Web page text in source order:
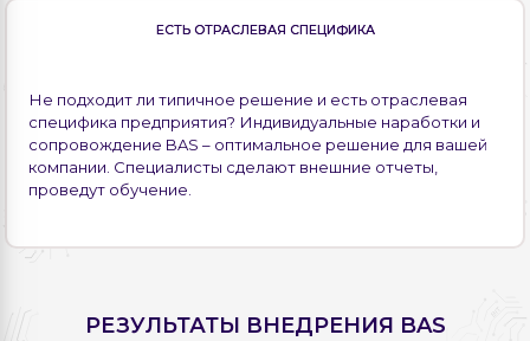
ЕСТЬ ОТРАСЛЕВАЯ СПЕЦИФИКА
Не подходит ли типичное решение и есть отраслевая
специфика предприятия? Индивидуальные наработки и
сопровождение BAS – оптимальное решение для вашей
компании. Специалисты сделают внешние отчеты,
проведут обучение.
РЕЗУЛЬТАТЫ ВНЕДРЕНИЯ BAS